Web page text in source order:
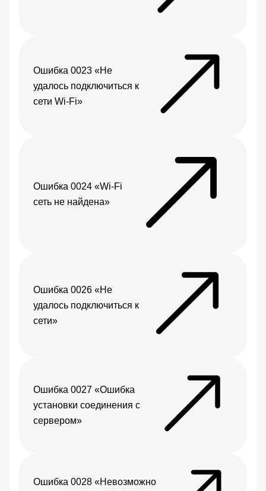
Ошибка 0023 «Не
удалось подключиться к
сети Wi-Fi»
Ошибка 0024 «Wi-Fi
сеть не найдена»
Ошибка 0026 «Не
удалось подключиться к
сети»
Ошибка 0027 «Ошибка
установки соединения с
сервером»
Ошибка 0028 «Невозможно